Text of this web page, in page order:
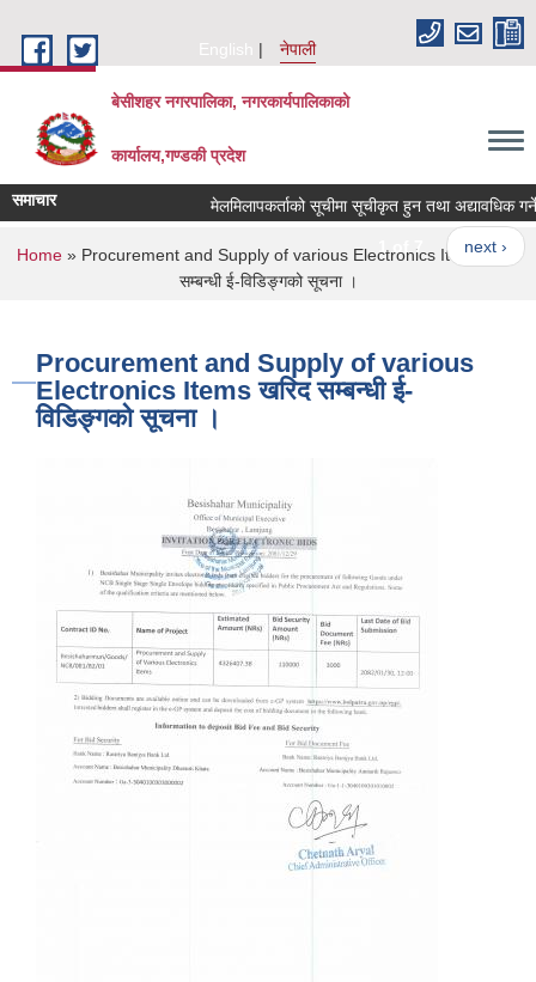
English
नेपाली
बेसीशहर नगरपालिका, नगरकार्यपालिकाको
कार्यालय,गण्डकी प्रदेश
समाचार मेलमिलापकर्ताको सूचीमा सूचीकृत हुन तथा अद्यावधिक गर्ने
1 of 7 next ›
You are here
Home » Procurement and Supply of various Electronics Items खरिद
सम्बन्धी ई-विडिङ्गको सूचना ।
Procurement and Supply of various
Electronics Items खरिद सम्बन्धी ई-
विडिङ्गको सूचना ।